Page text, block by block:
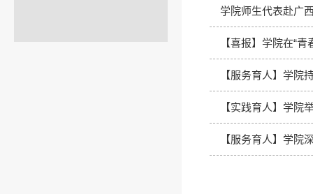
学院师生代表赴广
【喜报】学院在“
【服务育人】学院
【实践育人】学院
【服务育人】学院